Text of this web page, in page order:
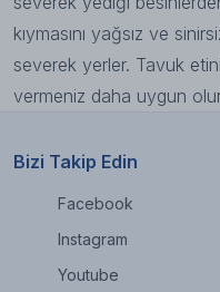
kıymasını yağsız ve
severek yerler. Tavuk
vermeniz daha uygun
Bizi Takip Edin
Facebook
Instagram
Youtube